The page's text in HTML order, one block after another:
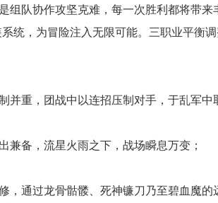
组队协作攻坚克难，每一次胜利都将带来
统，为冒险注入无限可能。三职业平衡
并重，团战中以连招压制对手，于乱军中
兼备，流星火雨之下，战场瞬息万变；
，通过龙骨骷髅、死神镰刀乃至碧血魔的